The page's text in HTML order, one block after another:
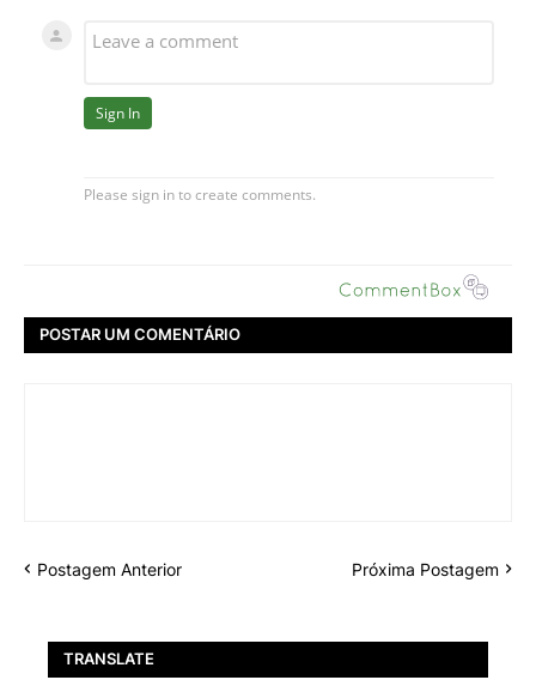
POSTAR UM COMENTÁRIO
Postagem Anterior Próxima Postagem
TRANSLATE